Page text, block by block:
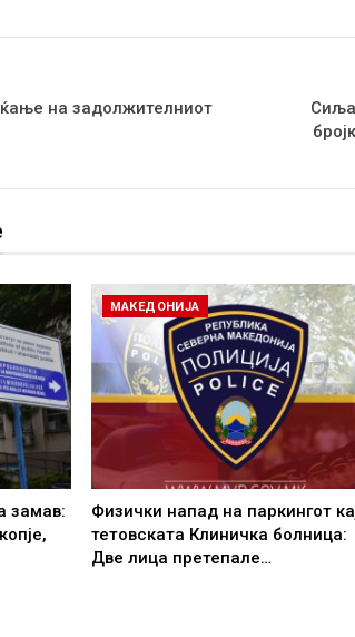
на задолжителниот
замав:
МАКЕДОНИЈА
Физички напад на паркингот
тетовската Клиничка болница:
Две лица претепале…